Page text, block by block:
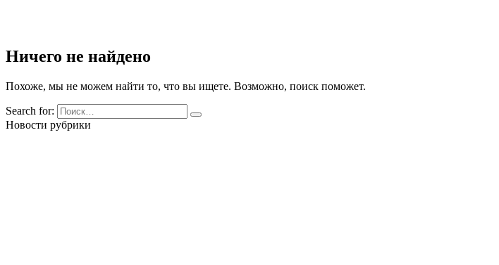
Ничего не найдено
Похоже, мы не можем найти то, что вы ищете. Возможно, поиск поможет.
Search for:
Новости рубрики